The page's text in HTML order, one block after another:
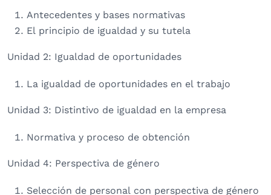
Antecedentes y bases normativas
El principio de igualdad y su tutela
Unidad 2: Igualdad de oportunidades
La igualdad de oportunidades en el trabajo
Unidad 3: Distintivo de igualdad en la empresa
Normativa y proceso de obtención
Unidad 4: Perspectiva de género
Selección de personal con perspectiva de género